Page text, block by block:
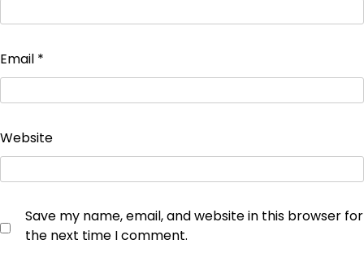
Email *
Website
Save my name, email, and website in this browser for
the next time I comment.